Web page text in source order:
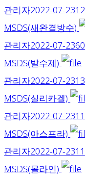
관리자2022-07-23
MSDS(새완결방수)
관리자2022-07-23
MSDS(발수제)
관리자2022-07-23
MSDS(실리카겔)
관리자2022-07-23
MSDS(아스프라)
관리자2022-07-23
MSDS(몰라인)